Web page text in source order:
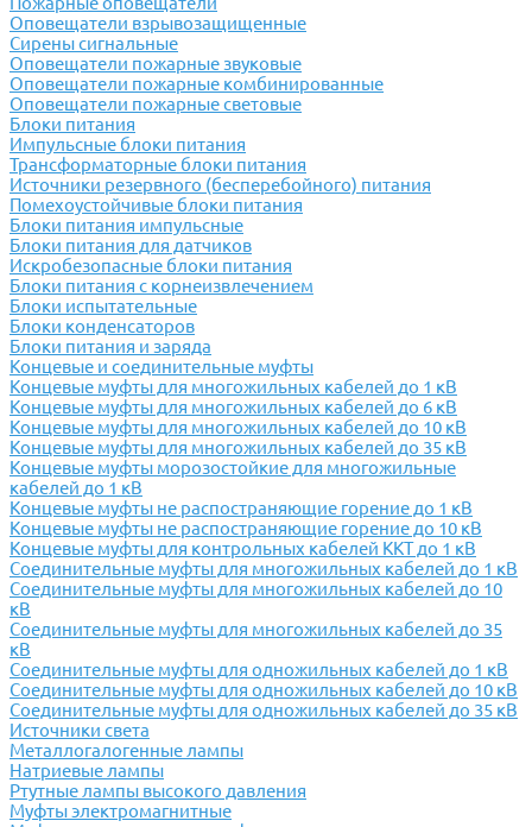
Оповещатели взрывозащищенные
Сирены сигнальные
Оповещатели пожарные звуковые
Оповещатели пожарные комбинированные
Оповещатели пожарные световые
Блоки питания
Импульсные блоки питания
Трансформаторные блоки питания
Источники резервного (бесперебойного) питания
Помехоустойчивые блоки питания
Блоки питания импульсные
Блоки питания для датчиков
Искробезопасные блоки питания
Блоки питания с корнеизвлечением
Блоки испытательные
Блоки конденсаторов
Блоки питания и заряда
Концевые и соединительные муфты
Концевые муфты для многожильных кабелей до 1 кВ
Концевые муфты для многожильных кабелей до 6 кВ
Концевые муфты для многожильных кабелей до 10 кВ
Концевые муфты для многожильных кабелей до 35 кВ
Концевые муфты морозостойкие для многожильные
кабелей до 1 кВ
Концевые муфты не распостраняющие горение до 1 кВ
Концевые муфты не распостраняющие горение до 10 кВ
Концевые муфты для контрольных кабелей ККТ до 1 кВ
Соединительные муфты для многожильных кабелей до 1 кВ
Соединительные муфты для многожильных кабелей до 10
кВ
Соединительные муфты для многожильных кабелей до 35
кВ
Соединительные муфты для одножильных кабелей до 1 кВ
Соединительные муфты для одножильных кабелей до 10 кВ
Соединительные муфты для одножильных кабелей до 35 кВ
Источники света
Металлогалогенные лампы
Натриевые лампы
Ртутные лампы высокого давления
Муфты электромагнитные